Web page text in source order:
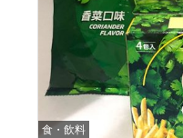
食・飲料